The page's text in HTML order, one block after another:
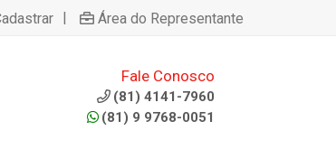
| Área do Representante
Fale Conosco
(81) 4141-7960
(81) 9 9768-0051